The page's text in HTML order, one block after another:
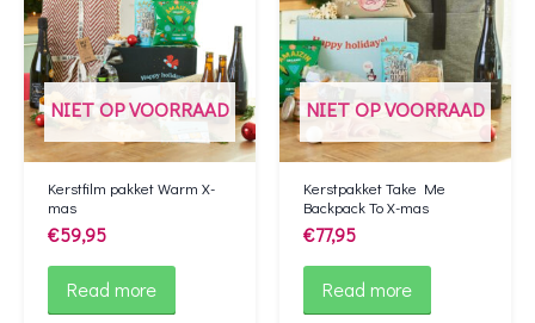
NIET OP VOORRAAD
Kerstfilm pakket Warm X-
mas
€59,95
Read more
NIET OP VOORRAAD
Kerstpakket Take Me
Backpack To X-mas
€77,95
Read more